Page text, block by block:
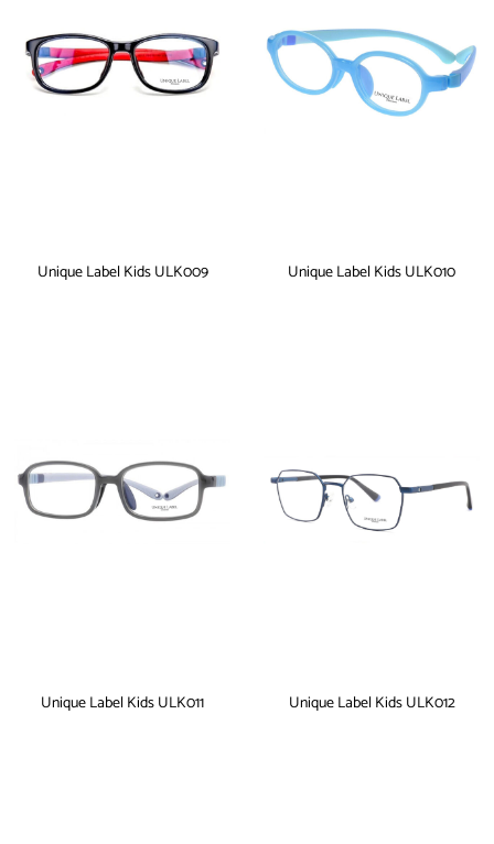
Unique Label Kids ULK009 Unique Label Kids ULK010
Unique Label Kids ULK011 Unique Label Kids ULK012